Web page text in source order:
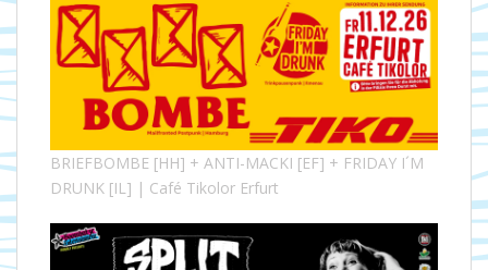
BRIEFBOMBE [HH] + ANTI-MACKI [EF] + FRIDAY I´M
DRUNK [IL] | Café Tikolor Erfurt